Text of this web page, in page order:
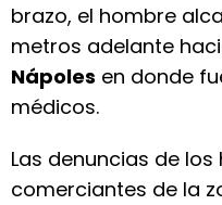
brazo, el hombre
metros adelante
Nápoles en donde
médicos.
Las denuncias de
comerciantes de la